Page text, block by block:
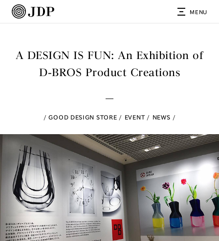
MENU
A DESIGN IS FUN: An Exhibition of
D-BROS Product Creations
GOOD DESIGN STORE EVENT NEWS